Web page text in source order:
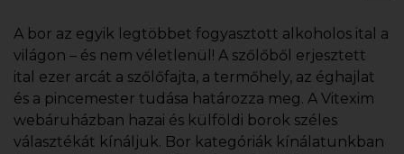
A bor az egyik legtöbbet fogyasztott alkoholos ital a
világon – és nem véletlenül! A szőlőből erjesztett
ital ezer arcát a szőlőfajta, a termőhely, az éghajlat
és a pincemester tudása határozza meg. A Vitexim
webáruházban hazai és külföldi borok széles
választékát kínáljuk. Bor kategóriák kínálatunkban